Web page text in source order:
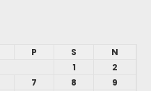
P S
N
1
2
7 8
9